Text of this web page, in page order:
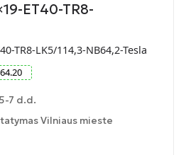
ET40-TR8-
TR8-LK5/114,3-NB64,2-Tesla
64.20
7 d.d.
Vilniaus mieste